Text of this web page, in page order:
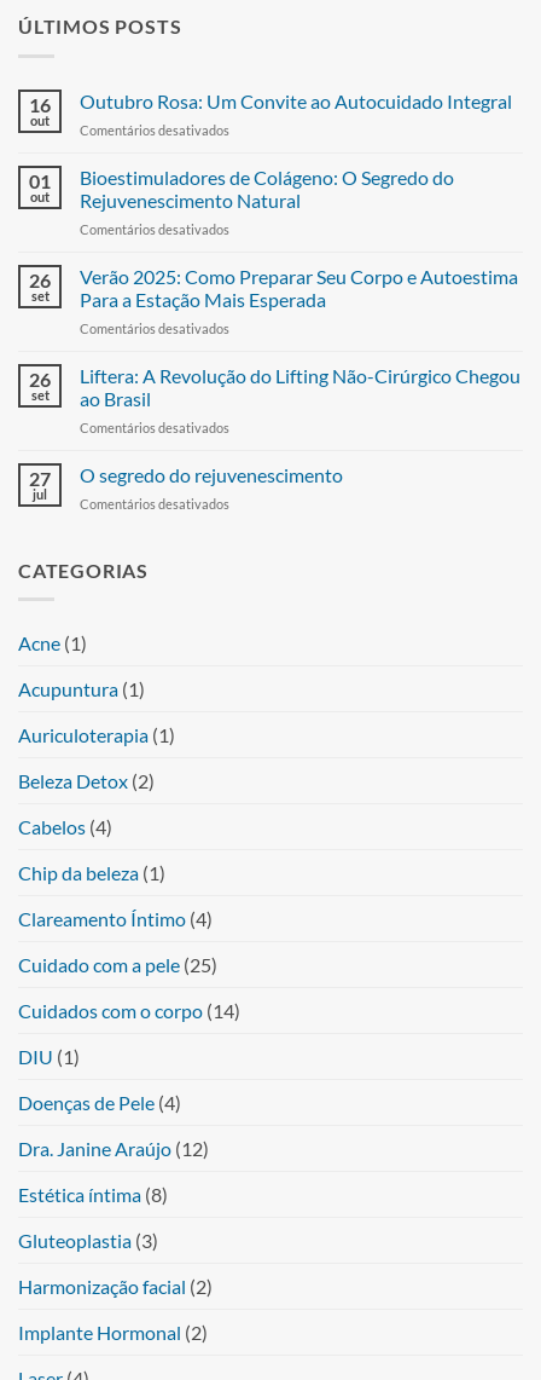
ÚLTIMOS POSTS
16
out
Outubro Rosa: Um Convite ao Autocuidado Integral
Comentários desativados
01
out
Bioestimuladores de Colágeno: O Segredo do
Rejuvenescimento Natural
Comentários desativados
26
set
Verão 2025: Como Preparar Seu Corpo e Autoestima
Para a Estação Mais Esperada
Comentários desativados
26
set
Liftera: A Revolução do Lifting Não-Cirúrgico Chegou
ao Brasil
Comentários desativados
27
jul
O segredo do rejuvenescimento
Comentários desativados
CATEGORIAS
Acne (1)
Acupuntura (1)
Auriculoterapia (1)
Beleza Detox (2)
Cabelos (4)
Chip da beleza (1)
Clareamento Íntimo (4)
Cuidado com a pele (25)
Cuidados com o corpo (14)
DIU (1)
Doenças de Pele (4)
Dra. Janine Araújo (12)
Estética íntima (8)
Gluteoplastia (3)
Harmonização facial (2)
Implante Hormonal (2)